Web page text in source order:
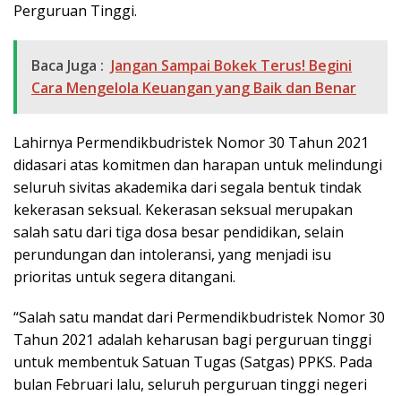
Perguruan Tinggi.
Baca Juga : Jangan Sampai Bokek Terus! Begini
Cara Mengelola Keuangan yang Baik dan Benar
Lahirnya Permendikbudristek Nomor 30 Tahun 2021
didasari atas komitmen dan harapan untuk melindungi
seluruh sivitas akademika dari segala bentuk tindak
kekerasan seksual. Kekerasan seksual merupakan
salah satu dari tiga dosa besar pendidikan, selain
perundungan dan intoleransi, yang menjadi isu
prioritas untuk segera ditangani.
“Salah satu mandat dari Permendikbudristek Nomor 30
Tahun 2021 adalah keharusan bagi perguruan tinggi
untuk membentuk Satuan Tugas (Satgas) PPKS. Pada
bulan Februari lalu, seluruh perguruan tinggi negeri